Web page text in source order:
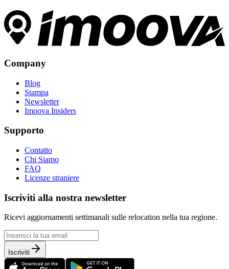
Company
Blog
Stampa
Newsletter
Imoova Insiders
Supporto
Contatto
Chi Siamo
FAQ
Licenze straniere
Iscriviti alla nostra newsletter
Ricevi aggiornamenti settimanali sulle relocation nella tua regione.
Iscriviti